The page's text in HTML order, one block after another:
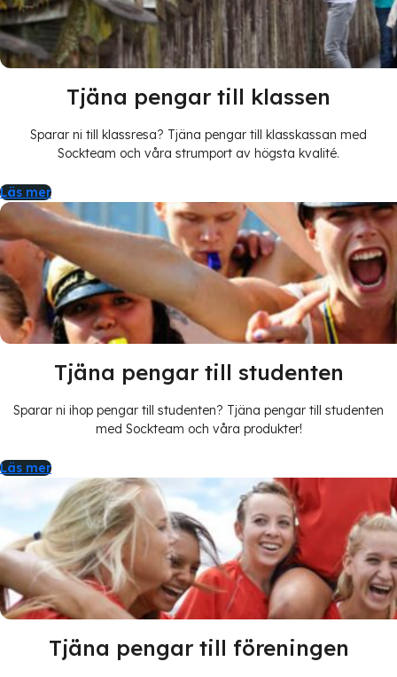
Tjäna pengar till klassen
Sparar ni till klassresa? Tjäna pengar till klasskassan med
Sockteam och våra strumport av högsta kvalité.
Läs mer
Tjäna pengar till studenten
Sparar ni ihop pengar till studenten? Tjäna pengar till studenten
med Sockteam och våra produkter!
Läs mer
Tjäna pengar till föreningen